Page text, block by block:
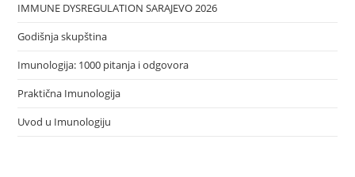
IMMUNE DYSREGULATION SARAJEVO 2026
Godišnja skupština
Imunologija: 1000 pitanja i odgovora
Praktična Imunologija
Uvod u Imunologiju